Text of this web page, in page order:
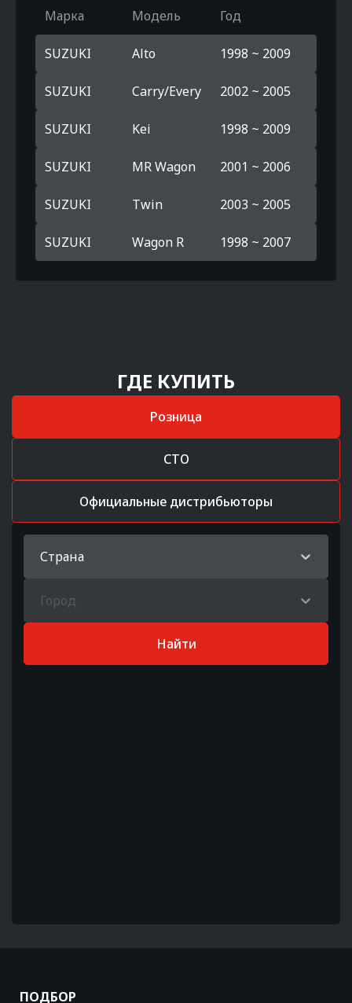
Марка Модель Год
SUZUKI Alto 1998 ~ 2009
SUZUKI Carry/Every 2002 ~ 2005
SUZUKI Kei 1998 ~ 2009
SUZUKI MR Wagon 2001 ~ 2006
SUZUKI Twin 2003 ~ 2005
SUZUKI Wagon R 1998 ~ 2007
ГДЕ КУПИТЬ
Розница
СТО
Официальные дистрибьюторы
Страна
Город
Найти
ПОДБОР